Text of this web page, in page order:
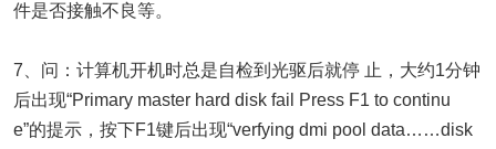
件是否接触不良等。
7、问：计算机开机时总是自检到光驱后就停 止，大约1分钟
后出现“Primary master hard disk fail Press F1 to continu
e”的提示，按下F1键后出现“verfying dmi pool data……disk